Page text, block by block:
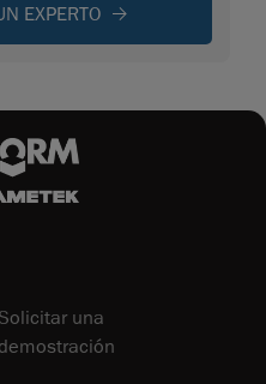
EXPERTO
Solicitar una